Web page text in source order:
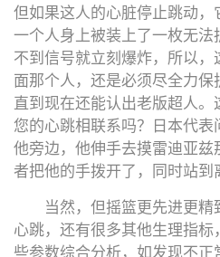
但如果这人的心脏停止跳动，
一个人身上被装上了一枚无
不到信号就立刻爆炸，所以
面那个人，还是必须尽全力保
直到现在还能认出老版超人。
您的心跳相联系吗？日本代
他旁边，他伸手去摸雷迪亚
者把他的手拨开了，同时站到
当然，但摇篮更先进更
心跳，还有很多其他生理指
些参数综合分析，如发现不